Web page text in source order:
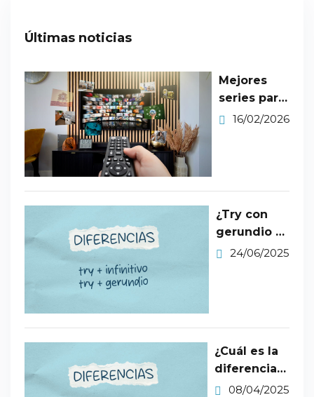
Últimas noticias
Mejores
series para
aprender
16/02/2026
¿Try con
gerundio o
infinitivo?
24/06/2025
¿Cuál es la
diferencia
entre claw y
08/04/2025